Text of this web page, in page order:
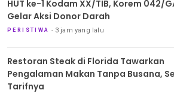
HUT ke-1 Kodam XX/TIB, Korem 042/
Gelar Aksi Donor Darah
PERISTIWA 3 jam yang lalu
Restoran Steak di Florida Tawarkan
Pengalaman Makan Tanpa Busana,
Tarifnya